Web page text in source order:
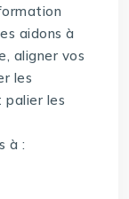
aidons à
aligner vos
les
palier les
à :